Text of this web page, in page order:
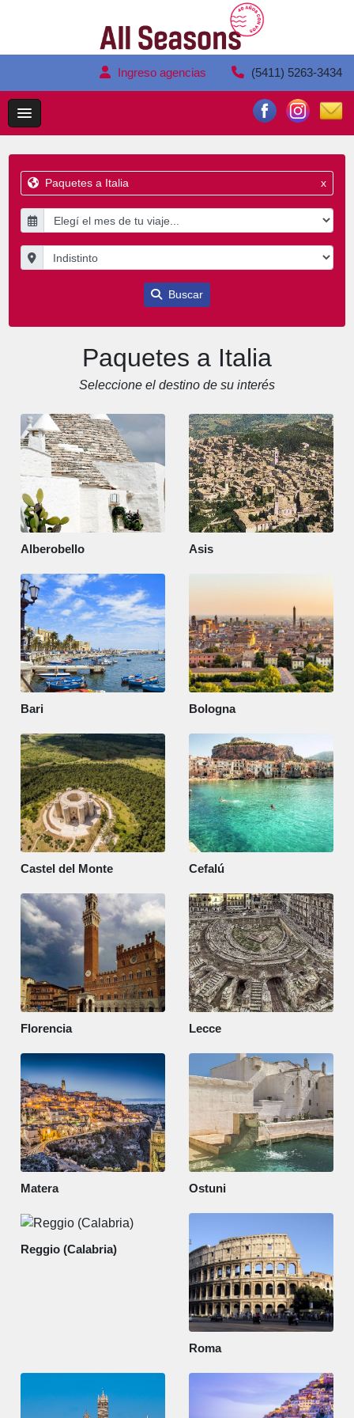
Ingreso agencias (5411) 5263-3434
Paquetes a Italia x
Buscar
Paquetes a Italia
Seleccione el destino de su interés
Alberobello Asis
Bari Bologna
Castel del Monte Cefalú
Florencia Lecce
Matera Ostuni
Reggio (Calabria)
Roma